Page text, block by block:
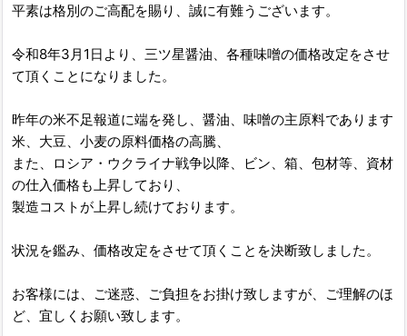
平素は格別のご高配を賜り、誠に有難うございます。
令和8年3月1日より、三ツ星醤油、各種味噌の価格改定をさせ
て頂くことになりました。
昨年の米不足報道に端を発し、醤油、味噌の主原料であります
米、大豆、小麦の原料価格の高騰、
また、ロシア・ウクライナ戦争以降、ビン、箱、包材等、資材
の仕入価格も上昇しており、
製造コストが上昇し続けております。
状況を鑑み、価格改定をさせて頂くことを決断致しました。
お客様には、ご迷惑、ご負担をお掛け致しますが、ご理解のほ
ど、宜しくお願い致します。